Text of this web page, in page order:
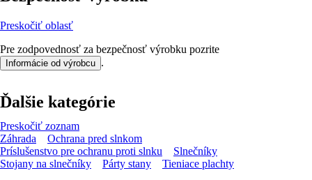
Preskočiť oblasť
Pre zodpovednosť za bezpečnosť výrobku pozrite
Informácie od výrobcu .
Ďalšie kategórie
Preskočiť zoznam
Záhrada
Ochrana pred slnkom
Príslušenstvo pre ochranu proti slnku
Slnečníky
Stojany na slnečníky
Párty stany Tieniace plachty